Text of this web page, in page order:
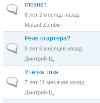
Обычная тема
глохнет.
8 лет 2 месяца назад
Mutant Zombie
Обычная тема
Реле стартера?
8 лет 6 месяцев назад
Дмитрий-Щ
Обычная тема
Утечка тока
7 лет 11 месяцев назад
Дмитрий-Щ